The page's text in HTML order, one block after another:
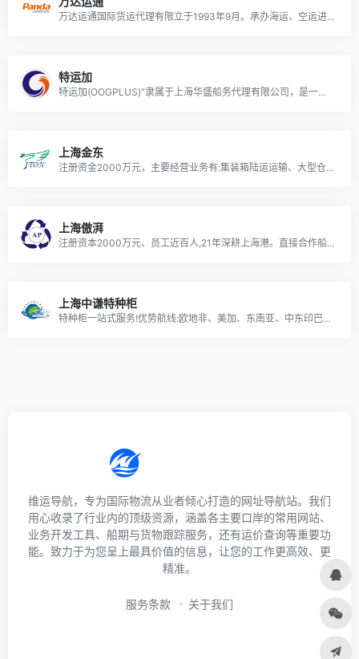
万达运通国际货运代理有限立于1993年9月。承办海运、空运进出口货物、国际展品、私人物品及过境货物的国际运输代理业务。
特运加
特运加(OOGPLUS)”隶属于上海华盛船务代理有限公司，是一家专业从事超尺寸重大件货物及项目物流，与多家船东直接合作，航线服务遍布全球。
上海金东
注册资金2000万元，主要经营业务有:集装箱陆运运输、大型仓库仓储。冷链、白卡、特种箱可为上海、宁波、太仓、周边区域提供一体化拖车、仓储、预约提柜等增值服务。
上海傲湃
注册资本2000万元、员工近百人,21年深耕上海港。直接合作船公司30+家，10家船东排名Top5，东南亚、中东印巴红海航线
上海中谦特种柜
特种柜一站式服务!优势航线:欧地非、美加、东南亚、中东印巴，公司拥有10年操作经验，自营大件拆装仓库，自营大件车队，绑扎团队，包装团队。
维运导航，专为国际物流从业者倾心打造的网址导航站。我们
用心收录了行业内的顶级资源，涵盖各主要口岸的常用网站、
业务开发工具、船期与货物跟踪服务，还有运价查询等重要功
能。致力于为您呈上最具价值的信息，让您的工作更高效、更
精准。
服务条款 关于我们